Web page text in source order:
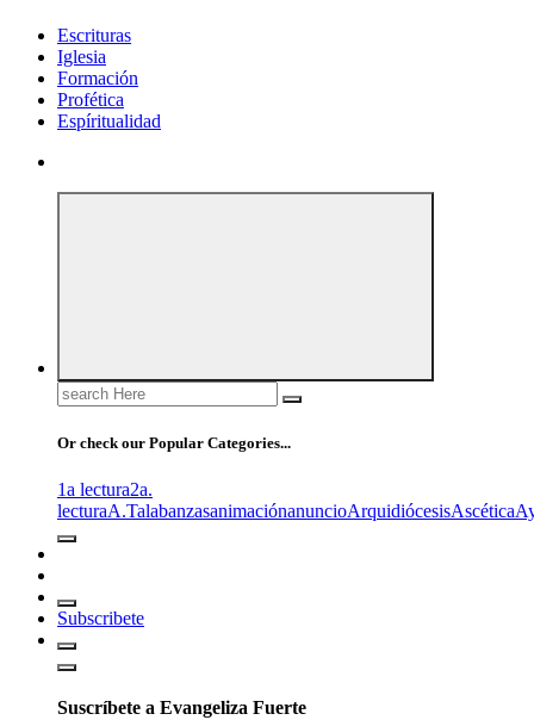
Escrituras
Iglesia
Formación
Profética
Espíritualidad
Search
for:
Or check our Popular Categories...
1a lectura2a.
lecturaA.TalabanzasanimaciónanuncioArquidiócesisAscética
Subscribete
Suscríbete a Evangeliza Fuerte